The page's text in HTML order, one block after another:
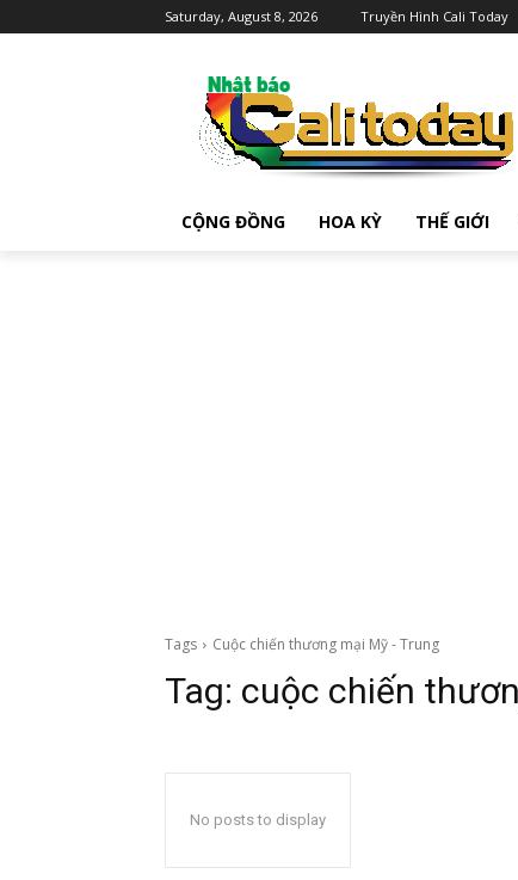
Saturday, August 8, 2026 Truyền Hình Cali Today
CỘNG ĐỒNG HOA KỲ THẾ GIỚI
Tags Cuộc chiến thương mại Mỹ - Trung
Tag: cuộc chiến
No posts to display